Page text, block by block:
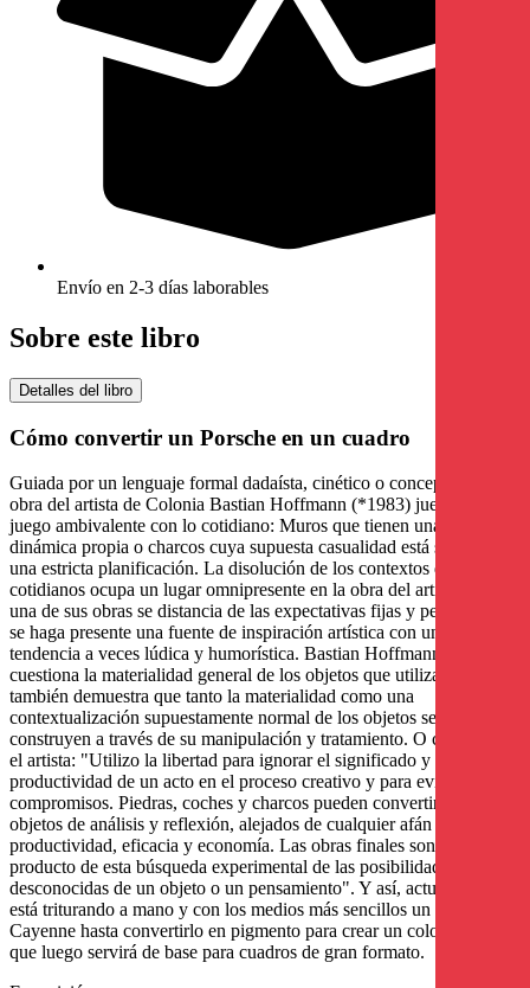
Envío en 2-3 días laborables
Sobre este libro
Detalles del libro
Cómo convertir un Porsche en un cuadro
Guiada por un lenguaje formal dadaísta, cinético o conceptual, la
obra del artista de Colonia Bastian Hoffmann (*1983) juega a un
juego ambivalente con lo cotidiano: Muros que tienen una vida
dinámica propia o charcos cuya supuesta casualidad está sujeta a
una estricta planificación. La disolución de los contextos de uso
cotidianos ocupa un lugar omnipresente en la obra del artista. Cada
una de sus obras se distancia de las expectativas fijas y permite que
se haga presente una fuente de inspiración artística con una
tendencia a veces lúdica y humorística. Bastian Hoffmann no sólo
cuestiona la materialidad general de los objetos que utiliza, sino que
también demuestra que tanto la materialidad como una
contextualización supuestamente normal de los objetos se
construyen a través de su manipulación y tratamiento. O como dice
el artista: "Utilizo la libertad para ignorar el significado y la
productividad de un acto en el proceso creativo y para evitar
compromisos. Piedras, coches y charcos pueden convertirse así en
objetos de análisis y reflexión, alejados de cualquier afán de
productividad, eficacia y economía. Las obras finales son entonces
producto de esta búsqueda experimental de las posibilidades
desconocidas de un objeto o un pensamiento". Y así, actualmente
está triturando a mano y con los medios más sencillos un Porsche
Cayenne hasta convertirlo en pigmento para crear un color pintable
que luego servirá de base para cuadros de gran formato.